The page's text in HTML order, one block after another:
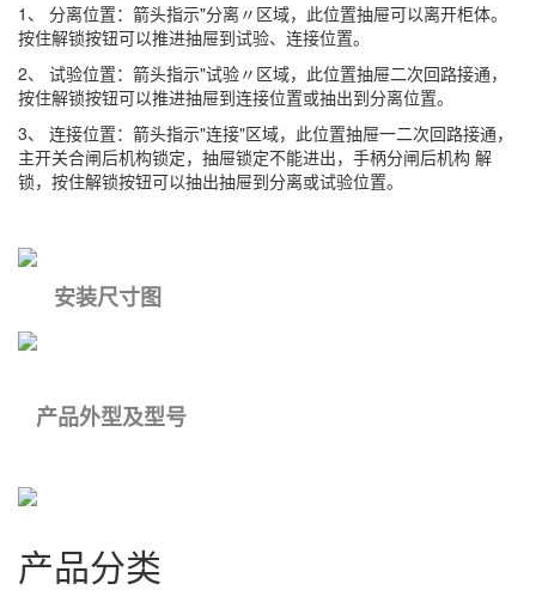
1、 分离位置：箭头指示"分离〃区域，此位置抽屉可以离开柜体。
按住解锁按钮可以推进抽屉到试验、连接位置。
2、 试验位置：箭头指示"试验〃区域，此位置抽屉二次回路接通，
按住解锁按钮可以推进抽屉到连接位置或抽出到分离位置。
3、 连接位置：箭头指示"连接"区域，此位置抽屉一二次回路接通，
主开关合闸后机构锁定，抽屉锁定不能进出，手柄分闸后机构 解
锁，按住解锁按钮可以抽出抽屉到分离或试验位置。
安装尺寸图
产品外型及型号
产品分类